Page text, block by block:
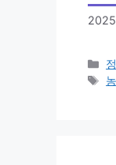
카
테
태